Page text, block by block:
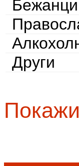
Бежанци
Други